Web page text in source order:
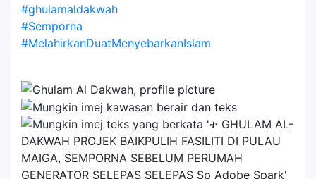
#ghulamaldakwah
#Semporna
#MelahirkanDuatMenyebarkanIslam